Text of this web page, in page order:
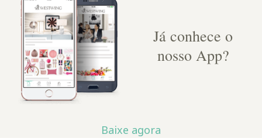
Já conhece o
nosso App?
Baixe agora